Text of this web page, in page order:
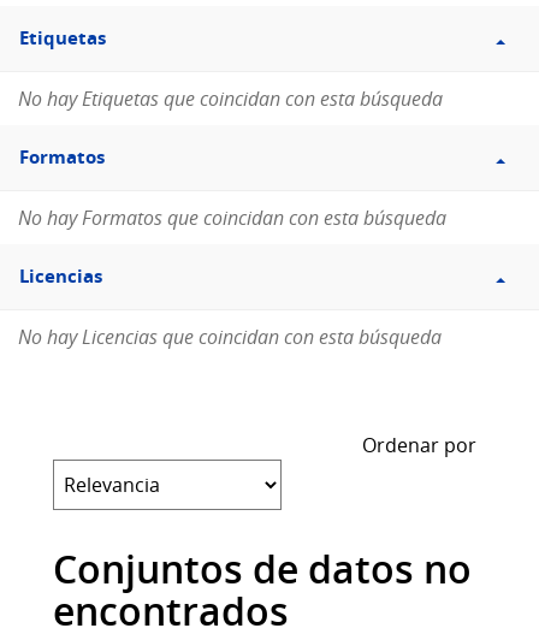
Filtro
Etiquetas
Etiquetas
No hay Etiquetas que coincidan con esta búsqueda
Filtro
Formatos
Formatos
No hay Formatos que coincidan con esta búsqueda
Filtro
Licencias
Licencias
No hay Licencias que coincidan con esta búsqueda
Ordenar por
Conjuntos de datos no
encontrados